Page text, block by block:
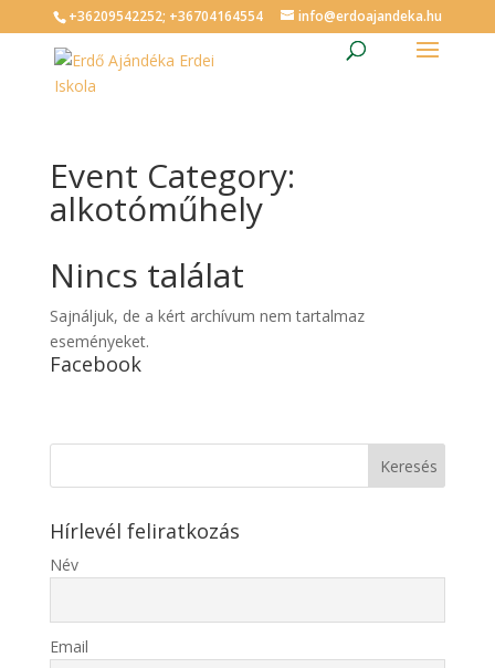
+36209542252; +36704164554 info@erdoajandeka.hu
Event Category:
alkotóműhely
Nincs találat
Sajnáljuk, de a kért archívum nem tartalmaz
eseményeket.
Facebook
Hírlevél feliratkozás
Név
Email